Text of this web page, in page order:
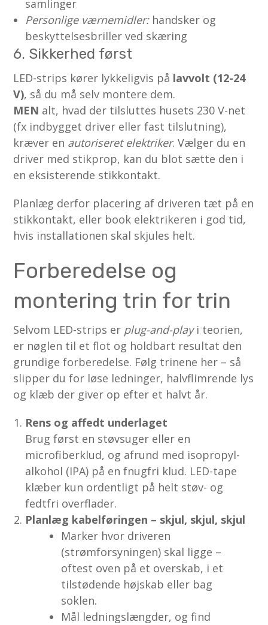
samlinger
Personlige værnemidler:handsker og
beskyttelsesbriller ved skæring
6. Sikkerhed først
LED-strips kører lykkeligvis på lavvolt (12-24
V), så du må selv montere dem.
MEN alt, hvad der tilsluttes husets 230 V-net
(fx indbygget driver eller fast tilslutning),
kræver en autoriseret elektriker. Vælger du en
driver med stikprop, kan du blot sætte den i
en eksisterende stikkontakt.
Planlæg derfor placering af driveren tæt på en
stikkontakt, eller book elektrikeren i god tid,
hvis installationen skal skjules helt.
Forberedelse og
montering trin for trin
Selvom LED-strips er plug-and-playi teorien,
er nøglen til et flot og holdbart resultat den
grundige forberedelse. Følg trinene her – så
slipper du for løse ledninger, halvflimrende lys
og klæb der giver op efter et halvt år.
Rens og affedt underlaget
Brug først en støvsuger eller en
microfiberklud, og afrund med isopropyl-
alkohol (IPA) på en fnugfri klud. LED-tape
klæber kun ordentligt på helt støv- og
fedtfri overflader.
Planlæg kabelføringen – skjul, skjul, skjul
Marker hvor driveren
(strømforsyningen) skal ligge –
oftest oven på et overskab, i et
tilstødende højskab eller bag
soklen.
Mål ledningslængder, og find